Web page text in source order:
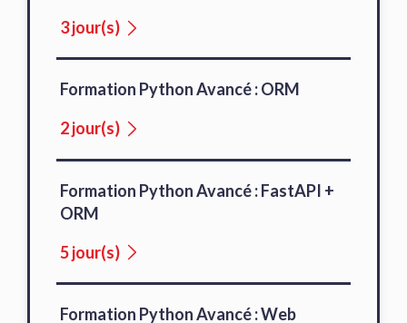
3 jour(s)
Formation Python Avancé : ORM
2 jour(s)
Formation Python Avancé : FastAPI +
ORM
5 jour(s)
Formation Python Avancé : Web